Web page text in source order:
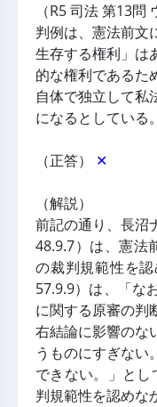
（R5 司法 第13問
判例は、憲法前文
生存する権利」は
的な権利であるた
自体で独立して私
になるとしている。
（正答） ✕
（解説）
前記の通り、長沼
48.9.7）は、憲法
の裁判規範性を
57.9.9）は、「な
に関する原審の判
右結論に影響のな
うものにすぎない
できない。」と
判規範性を認めな